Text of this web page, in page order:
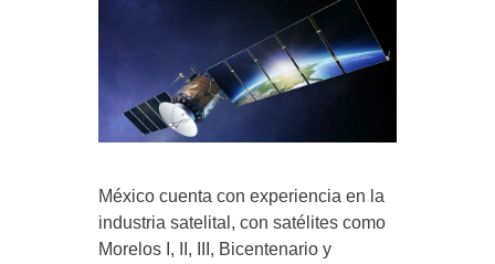
México cuenta con experiencia en la
industria satelital, con satélites como
Morelos I, II, III, Bicentenario y